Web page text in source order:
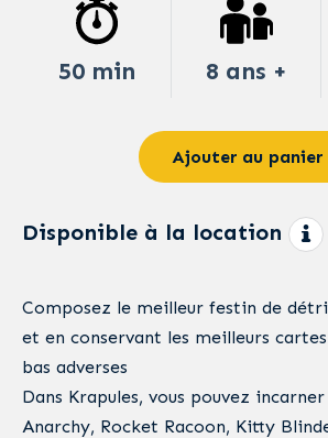
50 min 8 ans +
Ajouter au panier
Disponible à la location
Composez le meilleur festin de
et en conservant les meilleurs
bas adverses
Dans Krapules, vous pouvez
Anarchy, Rocket Racoon, Kitty